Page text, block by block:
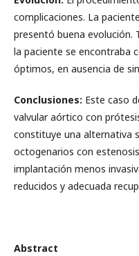
complicaciones. La
presentó buena evolución.
la paciente se encontraba
óptimos, en ausencia de
Conclusiones: Este caso
valvular aórtico con
constituye una alternativa
octogenarios con
implantación menos
reducidos y adecuada
Abstract